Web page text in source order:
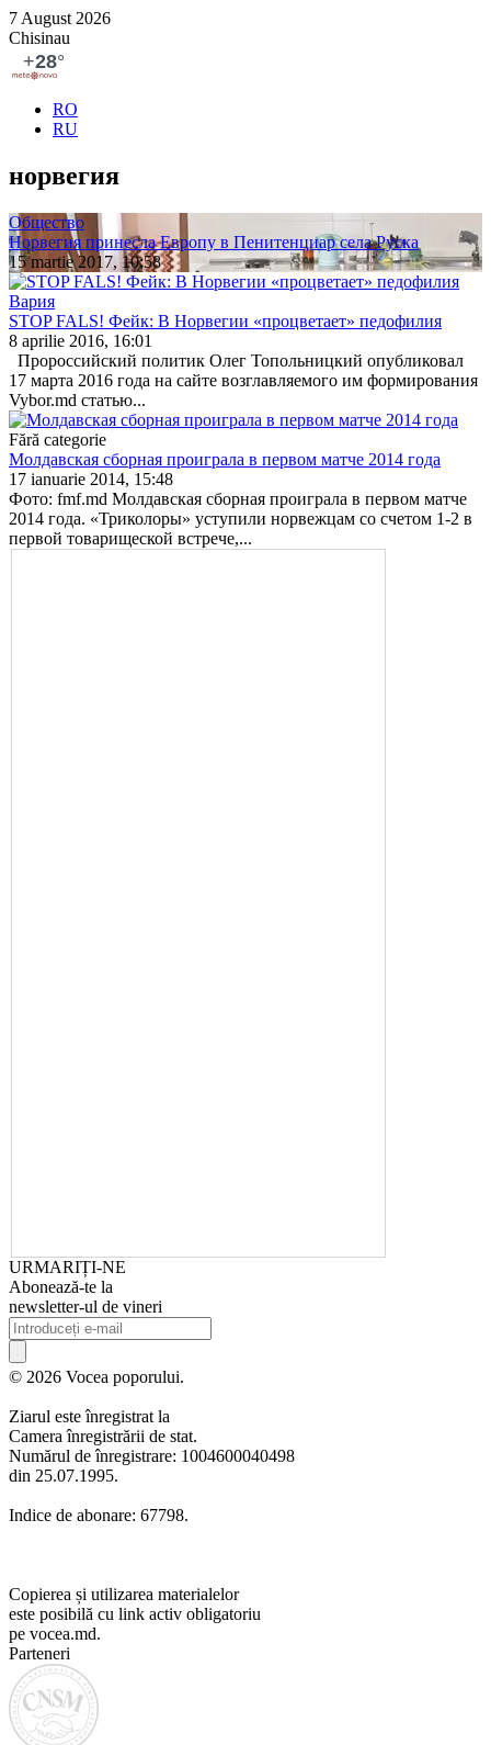
7 August 2026
Chisinau
RO
RU
норвегия
Общество
Норвегия принесла Европу в Пенитенциар села Руска
15 martie 2017, 10:58
Вария
STOP FALS! Фейк: В Норвегии «процветает» педофилия
8 aprilie 2016, 16:01
Пророссийский политик Олег Топольницкий опубликовал
17 марта 2016 года на сайте возглавляемого им формирования
Vybor.md статью...
Fără categorie
Молдавская сборная проиграла в первом матче 2014 года
17 ianuarie 2014, 15:48
Фото: fmf.md Молдавская сборная проиграла в первом матче
2014 года. «Три­колоры» уступили нор­вежцам со счетом 1-2 в
первой товарищеской встрече,...
URMARIȚI-NE
Abonează-te la
newsletter-ul de vineri
© 2026 Vocea poporului.
Ziarul este înregistrat la
Camera înregistrării de stat.
Numărul de înregistrare: 1004600040498
din 25.07.1995.
Indice de abonare: 67798.
Copierea și utilizarea materialelor
este posibilă cu link activ obligatoriu
pe vocea.md.
Parteneri